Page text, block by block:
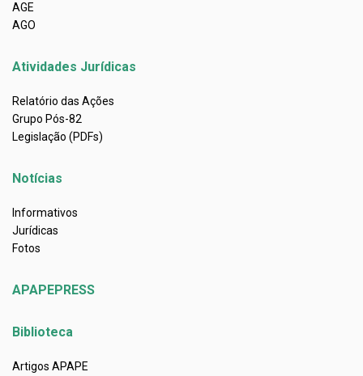
AGE
AGO
Atividades Jurídicas
Relatório das Ações
Grupo Pós-82
Legislação (PDFs)
Notícias
Informativos
Jurídicas
Fotos
APAPEPRESS
Biblioteca
Artigos APAPE